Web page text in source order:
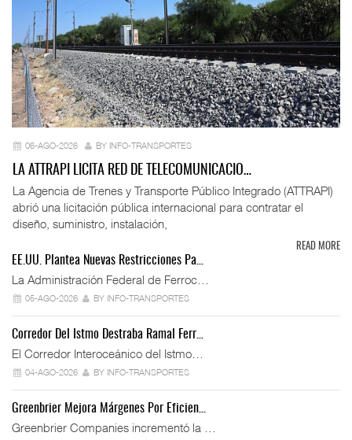
06-AGO-2026 BY INFO-TRANSPORTES
LA ATTRAPI LICITA RED DE TELECOMUNICACIO…
La Agencia de Trenes y Transporte Público Integrado (ATTRAPI)
abrió una licitación pública internacional para contratar el
diseño, suministro, instalación,
READ MORE
EE.UU. Plantea Nuevas Restricciones Pa…
La Administración Federal de Ferroc…
05-AGO-2026 BY INFO-TRANSPORTES
Corredor Del Istmo Destraba Ramal Ferr…
El Corredor Interoceánico del Istmo…
04-AGO-2026 BY INFO-TRANSPORTES
Greenbrier Mejora Márgenes Por Eficien…
Greenbrier Companies incrementó la …